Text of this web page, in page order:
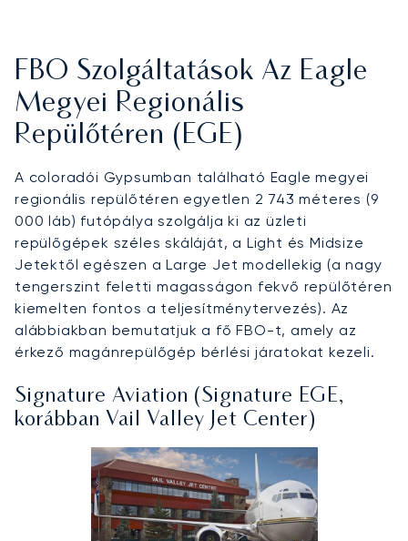
FBO Szolgáltatások Az Eagle
Megyei Regionális
Repülőtéren (EGE)
A coloradói Gypsumban található Eagle megyei
regionális repülőtéren egyetlen 2 743 méteres (9
000 láb) futópálya szolgálja ki az üzleti
repülőgépek széles skáláját, a Light és Midsize
Jetektől egészen a Large Jet modellekig (a nagy
tengerszint feletti magasságon fekvő repülőtéren
kiemelten fontos a teljesítménytervezés). Az
alábbiakban bemutatjuk a fő FBO-t, amely az
érkező magánrepülőgép bérlési járatokat kezeli.
Signature Aviation (Signature EGE,
korábban Vail Valley Jet Center)